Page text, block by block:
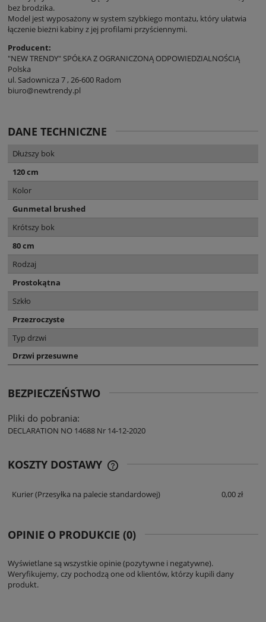
bez brodzika.
Model jest wyposażony w system szybkiego montażu, który ułatwia
łączenie bieżni kabiny z jej profilami przyściennymi.
Producent:
"NEW TRENDY" SPÓŁKA Z OGRANICZONĄ ODPOWIEDZIALNOŚCIĄ
Polska
ul. Sadownicza 7 , 26-600 Radom
biuro@newtrendy.pl
DANE TECHNICZNE
Dłuższy bok
120 cm
Kolor
Gunmetal brushed
Krótszy bok
80 cm
Rodzaj
Prostokątna
Szkło
Przezroczyste
Typ drzwi
Drzwi przesuwne
BEZPIECZEŃSTWO
Pliki do pobrania:
DECLARATION NO 14688 Nr 14-12-2020
KOSZTY DOSTAWY
Kurier(Przesyłka na palecie standardowej) 0,00 zł
OPINIE O PRODUKCIE (0)
Wyświetlane są wszystkie opinie (pozytywne i negatywne).
Weryfikujemy, czy pochodzą one od klientów, którzy kupili dany
produkt.